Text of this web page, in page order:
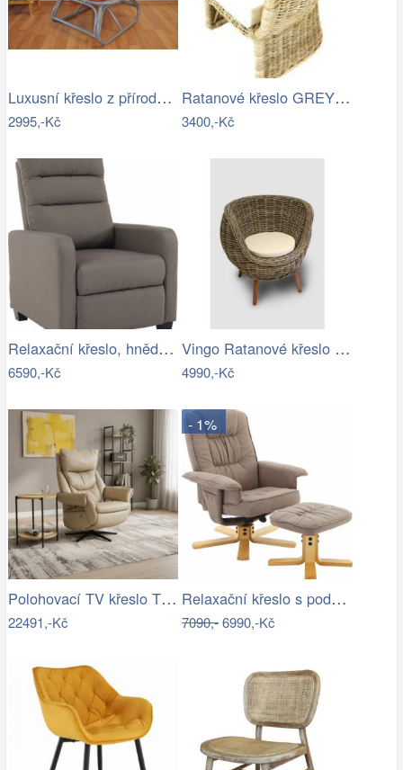
Luxusní křeslo z přírodního ratanu - AX
2995,-Kč
Ratanové křeslo GREY - šedý ratan
3400,-Kč
Relaxační křeslo, hnědá, TURNER Mdum
6590,-Kč
Vingo Ratanové křeslo s polstrem – šedé…
4990,-Kč
Polohovací TV křeslo TV-B3980 Autronic
22491,-Kč
- 1%
Relaxační křeslo s podnoží, hnědošedá,…
7090,-6990,-Kč